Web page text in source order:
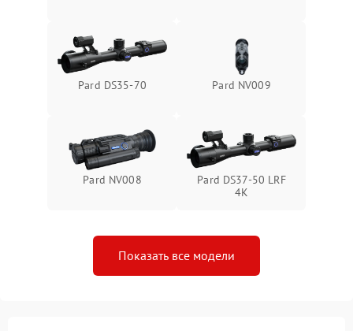
Pard DS35-70 Pard NV009
Pard NV008
Pard DS37-50 LRF
4K
Показать все модели